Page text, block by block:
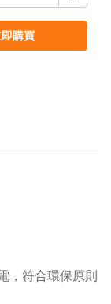
購買
，符合環保原則